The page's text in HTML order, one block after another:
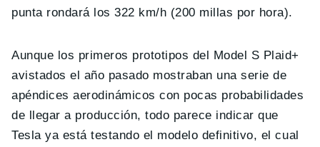
punta rondará los 322 km/h (200 millas por hora).
Aunque los primeros prototipos del Model S Plaid+
avistados el año pasado mostraban una serie de
apéndices aerodinámicos con pocas probabilidades
de llegar a producción, todo parece indicar que
Tesla ya está testando el modelo definitivo, el cual